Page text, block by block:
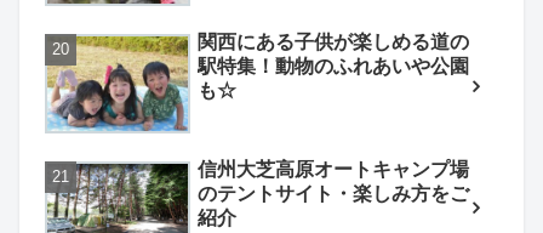
関西にある子供が楽しめる道の
駅特集！動物のふれあいや公園
も☆
信州大芝高原オートキャンプ場
のテントサイト・楽しみ方をご
紹介